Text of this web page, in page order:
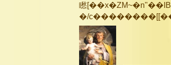
矁[��x�ZM~�n"��IB؃��!'����Тѕ��+��(m��IK�ʭ�/|��ϐܢ��F[��x�ZMz�G�� %嬩